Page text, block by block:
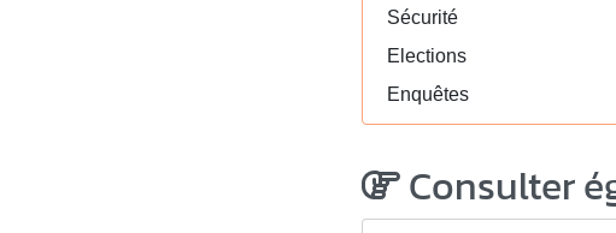
Sécurité
Elections
Enquêtes
Consulter